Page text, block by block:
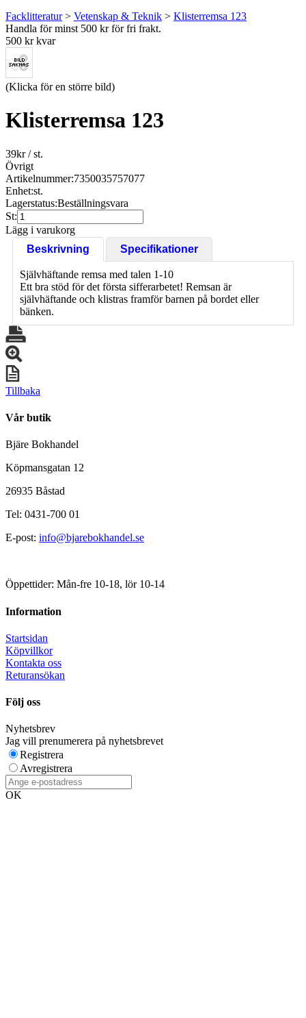
Facklitteratur> Vetenskap & Teknik > Klisterremsa 123
Handla för minst 500 kr för fri frakt.
500 kr kvar
(Klicka för en större bild)
Klisterremsa 123
39kr/ st.
Övrigt
Artikelnummer:7350035757077
Enhet:st.
Lagerstatus:Beställningsvara
St:
Lägg i varukorg
Beskrivning
Specifikationer
Självhäftande remsa med talen 1-10
Ett bra stöd för det första sifferarbetet! Remsan är
självhäftande och klistras framför barnen på bordet eller
bänken.
Tillbaka
Vår butik
Bjäre Bokhandel
Köpmansgatan 12
26935 Båstad
Tel: 0431-700 01
E-post: info@bjarebokhandel.se
Öppettider: Mån-fre 10-18, lör 10-14
Information
Startsidan
Köpvillkor
Kontakta oss
Returansökan
Följ oss
Nyhetsbrev
Jag vill prenumerera på nyhetsbrevet
Registrera
Avregistrera
OK